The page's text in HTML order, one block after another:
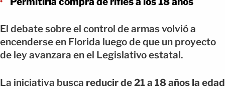
El debate sobre el control de armas volvió a
encenderse en Florida luego de que un proyecto
de ley avanzara en el Legislativo estatal.
La iniciativa busca reducir de 21 a 18 años la edad